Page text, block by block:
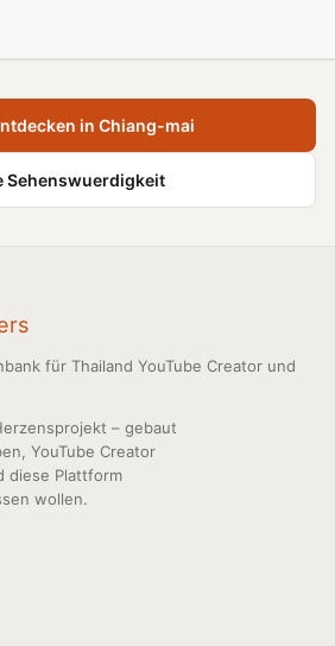
in Chiang-mai
Sehenswuerdigkeit
für Thailand YouTube Creator und
– gebaut
YouTube Creator
diese Plattform
wollen.